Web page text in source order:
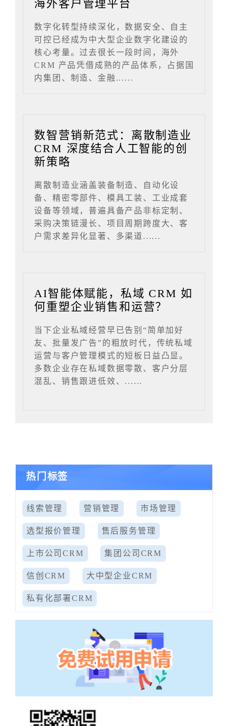
海外客户管理平台
数字化转型持续深化，数据安全、自主
可控已经成为中大型企业数字化建设的
核心考量。过去很长一段时间，海外
CRM 产品凭借成熟的产品体系，占据国
内集团、制造、金融......
数智营销新范式：离散制造业
CRM 深度结合人工智能的创
新策略
离散制造业涵盖装备制造、自动化设
备、精密零部件、模具工装、工业成套
设备等领域，普遍具备产品非标定制、
采购决策链漫长、项目周期跨度大、客
户需求差异化显著、多渠道......
AI智能体赋能，私域 CRM 如
何重塑企业销售和运营？
当下企业私域经营早已告别“简单加好
友、批量发广告”的粗放时代，传统私域
运营与客户管理模式的短板日益凸显。
多数企业存在私域数据零散、客户分层
混乱、销售跟进低效、......
热门标签
线索管理 营销管理 市场管理
选型报价管理 售后服务管理
上市公司CRM 集团公司CRM
信创CRM 大中型企业CRM
私有化部署CRM